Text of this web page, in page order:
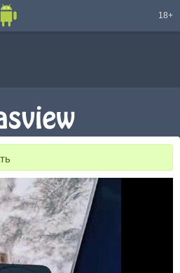
18+